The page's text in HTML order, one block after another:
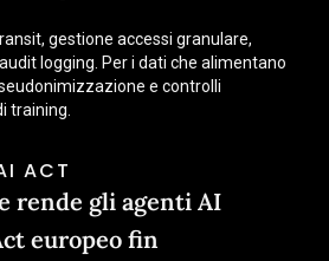
gestione accessi granulare,
logging. Per i dati che alimentano
e controlli
training.
ACT
rende gli agenti AI
europeo fin